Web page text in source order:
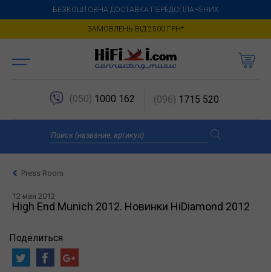
БЕЗКОШТОВНА ДОСТАВКА ПЕРЕДОПЛАЧЕНИХ
ЗАМОВЛЕНЬ ВІД 2500 ГРН*
(050) 1000 162 (096) 1715 520
Press Room
12 мая 2012
High End Munich 2012. Новинки HiDiamond 2012
Поделиться